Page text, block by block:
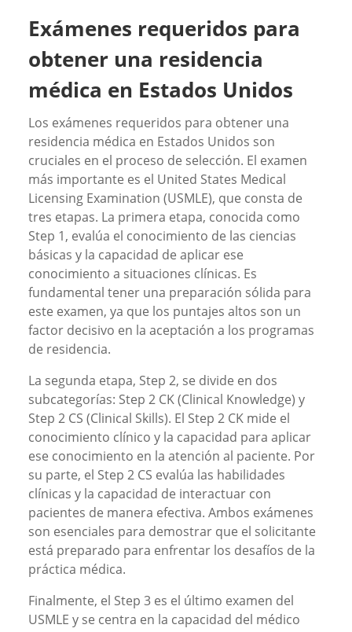
Exámenes requeridos para
obtener una residencia
médica en Estados Unidos
Los exámenes requeridos para obtener una
residencia médica en Estados Unidos son
cruciales en el proceso de selección. El examen
más importante es el United States Medical
Licensing Examination (USMLE), que consta de
tres etapas. La primera etapa, conocida como
Step 1, evalúa el conocimiento de las ciencias
básicas y la capacidad de aplicar ese
conocimiento a situaciones clínicas. Es
fundamental tener una preparación sólida para
este examen, ya que los puntajes altos son un
factor decisivo en la aceptación a los programas
de residencia.
La segunda etapa, Step 2, se divide en dos
subcategorías: Step 2 CK (Clinical Knowledge) y
Step 2 CS (Clinical Skills). El Step 2 CK mide el
conocimiento clínico y la capacidad para aplicar
ese conocimiento en la atención al paciente. Por
su parte, el Step 2 CS evalúa las habilidades
clínicas y la capacidad de interactuar con
pacientes de manera efectiva. Ambos exámenes
son esenciales para demostrar que el solicitante
está preparado para enfrentar los desafíos de la
práctica médica.
Finalmente, el Step 3 es el último examen del
USMLE y se centra en la capacidad del médico